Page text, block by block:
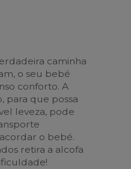
caminha
o seu bebé
conforto. A
para que possa
leveza, pode
o bebé.
retira a alcofa